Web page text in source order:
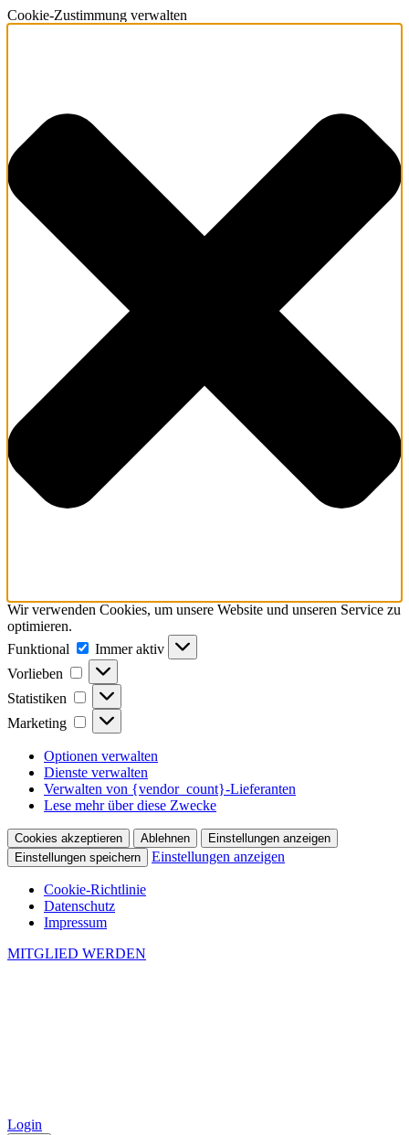
Cookie-Zustimmung verwalten
Wir verwenden Cookies, um unsere Website und unseren Service zu
optimieren.
Funktional
Funktional
Immer aktiv
Vorlieben
Vorlieben
Statistiken Statistiken
Marketing Marketing
Optionen verwalten
Dienste verwalten
Verwalten von {vendor_count}-Lieferanten
Lese mehr über diese Zwecke
Cookies akzeptieren Ablehnen
Einstellungen anzeigen
Einstellungen speichern
Einstellungen anzeigen
Cookie-Richtlinie
Datenschutz
Impressum
MITGLIED WERDEN
Login